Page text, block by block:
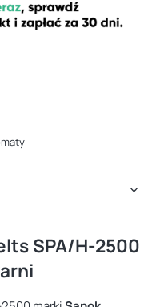
SPA/H-2500